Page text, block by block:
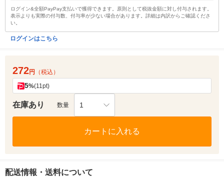
ログイン&全額PayPay支払いで獲得できます。原則として税抜金額に対し付与されます。
表示よりも実際の付与数、付与率が少ない場合があります。詳細は内訳からご確認くださ
い。
ログインはこちら
272円 （税込）
5%(11pt)
在庫あり 数量 1
カートに入れる
配送情報・送料について